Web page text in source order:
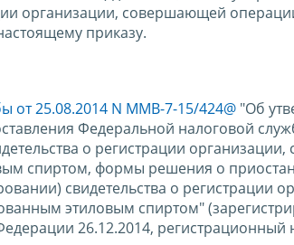
организации, совершающей
приказу.
от 25.08.2014 N ММВ-7-15/424@ "Об
Федеральной налоговой
о регистрации
спиртом, формы решения о
свидетельства о регистрации
этиловым спиртом"
26.12.2014, регистрационный